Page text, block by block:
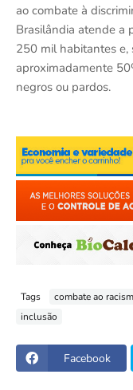
ao combate à
Brasilândia atende a
250 mil habitantes e,
aproximadamente
negros ou pardos.
Tags combate ao
inclusão
Facebook